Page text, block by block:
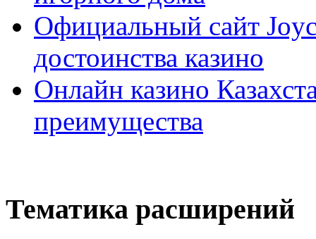
Официальный сайт
достоинства казино
Онлайн казино
преимущества
Тематика расширений